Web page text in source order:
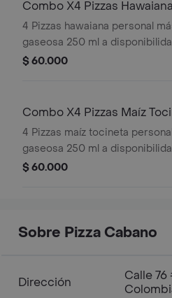
Combo X4 Pizzas Hawaiana
Personal
4 Pizzas hawaiana personal
gaseosa 250 ml a
masa y salsa napoles de la casa,
$ 60.000
Combo X4 Pizzas Maíz
4 Pizzas maíz tocineta
gaseosa 250 ml a
y salsa napoles de la casa,
$ 60.000
Sobre Pizza Cabano
Dirección
Calle